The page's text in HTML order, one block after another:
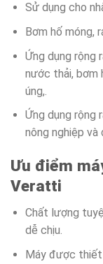
Sử dụng cho
Bơm hố móng,
Ứng dụng rộng
nước thải, bơm
úng,.
Ứng dụng rộng
nông nghiệp và
Ưu điểm
Veratti
Chất lượng
dễ chịu.
Máy được thiết